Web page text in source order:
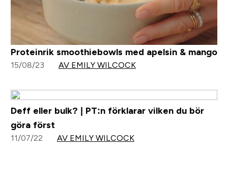
Proteinrik smoothiebowls med apelsin & mango
15/08/23 AV EMILY WILCOCK
Deff eller bulk? | PT:n förklarar vilken du bör
göra först
11/07/22 AV EMILY WILCOCK